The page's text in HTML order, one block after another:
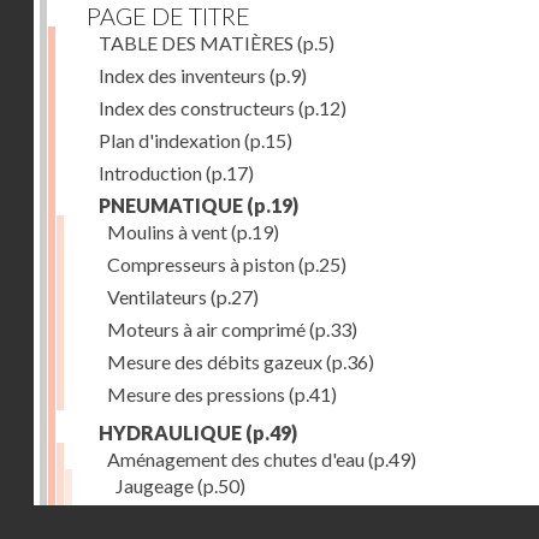
PAGE DE TITRE
TABLE DES MATIÈRES (p.5)
Index des inventeurs (p.9)
Index des constructeurs (p.12)
Plan d'indexation(p.15)
Introduction(p.17)
PNEUMATIQUE (p.19)
Moulins à vent(p.19)
Compresseurs à piston(p.25)
Ventilateurs (p.27)
Moteurs à air comprimé(p.33)
Mesure des débits gazeux(p.36)
Mesure des pressions (p.41)
HYDRAULIQUE (p.49)
Aménagement des chutes d'eau(p.49)
Jaugeage(p.50)